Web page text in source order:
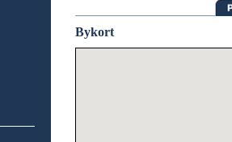
Bykort